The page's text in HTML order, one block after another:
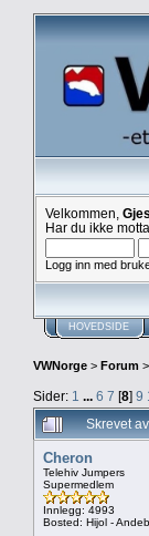
Velkommen,
Har du ikke
Logg inn med
HOVEDSIDE
VWNorge > Forum >
Sider: 1 ... 6 7 [8] 9
Skrevet av
Cheron
Telehiv Jumpers
Supermedlem
Innlegg: 4993
Bosted: Hijol -